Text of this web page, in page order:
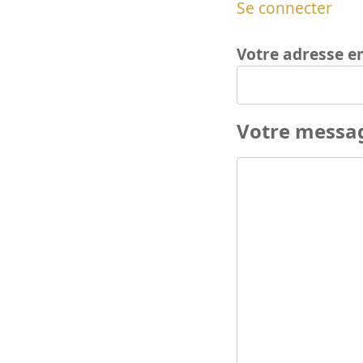
Se connecter
Votre adresse
Votre